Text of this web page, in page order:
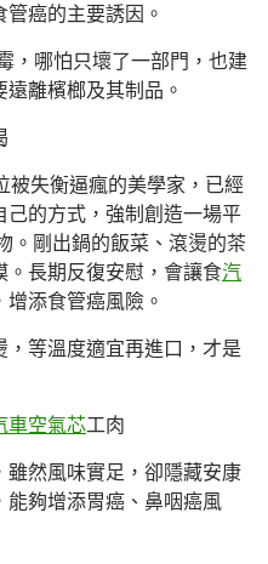
癌的主要誘因。
，哪怕只壞了一部門，也建
離檳榔及其制品。
失衡逼瘋的美學家，已經
己的方式，強制創造一場平
。剛出鍋的飯菜、滾燙的茶
。長期反復安慰，會讓食汽
添食管癌風險。
等溫度適宜再進口，才是
車空氣芯工肉
然風味實足，卻隱藏安康
能夠增添胃癌、鼻咽癌風